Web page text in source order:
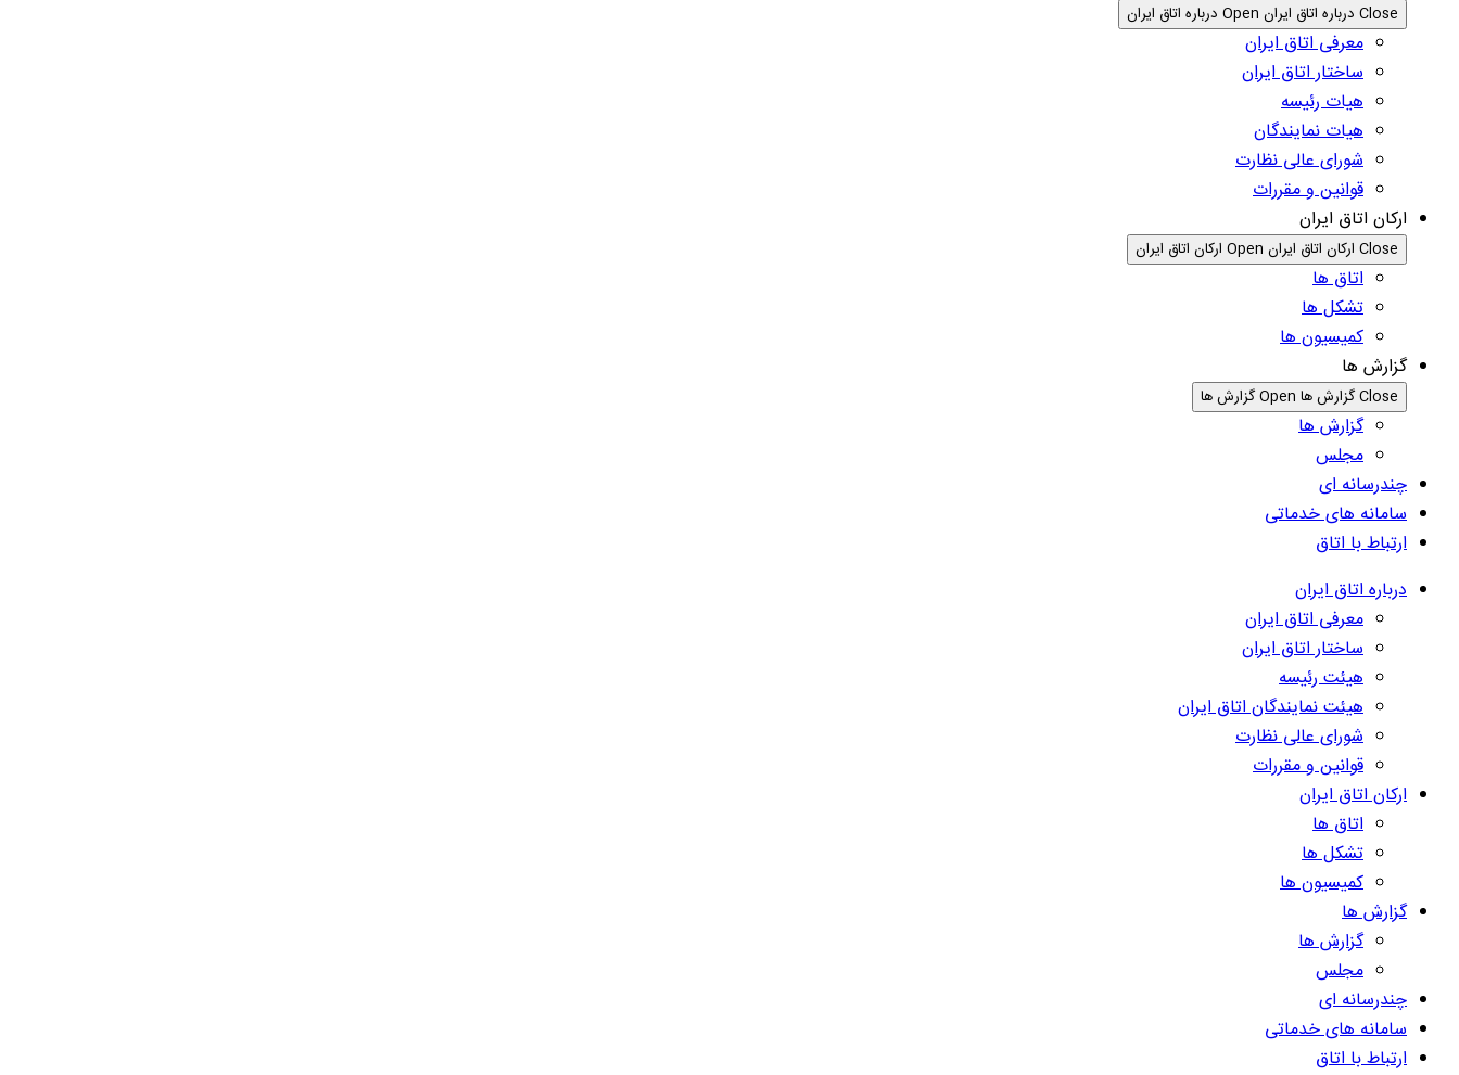
Close درباره اتاق ایران Open درباره اتاق ایران
معرفی اتاق ایران
ساختار اتاق ایران
هیات رئیسه
هیات نمایندگان
شورای عالی نظارت
قوانین و مقررات
ارکان اتاق ایران
Close ارکان اتاق ایران Open ارکان اتاق ایران
اتاق ها
تشکل ها
کمیسیون ها
گزارش ها
Close گزارش ها Open گزارش ها
گزارش ها
مجلس
چندرسانه ای
سامانه های خدماتی
ارتباط با اتاق
درباره اتاق ایران
معرفی اتاق ایران
ساختار اتاق ایران
هیئت رئیسه
هیئت نمایندگان اتاق ایران
شورای عالی نظارت
قوانین و مقررات
ارکان اتاق ایران
اتاق ها
تشکل ها
کمیسیون ها
گزارش ها
گزارش ها
مجلس
چندرسانه ای
سامانه های خدماتی
ارتباط با اتاق